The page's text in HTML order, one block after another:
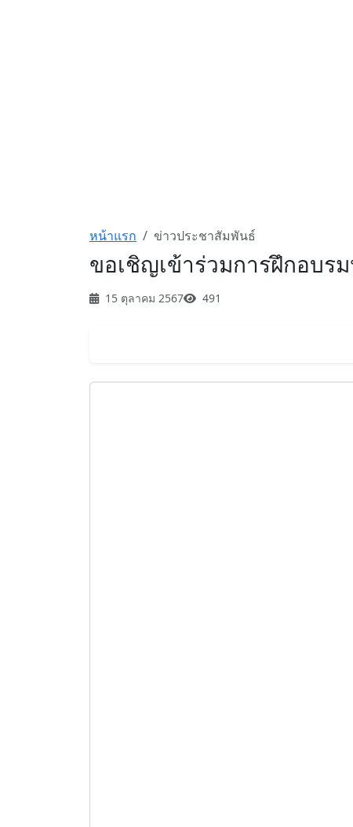
หน้าแรก ข่าวประชาสัมพันธ์
ขอเชิญเข้าร่วมการฝึกอบร
15 ตุลาคม 2567 491